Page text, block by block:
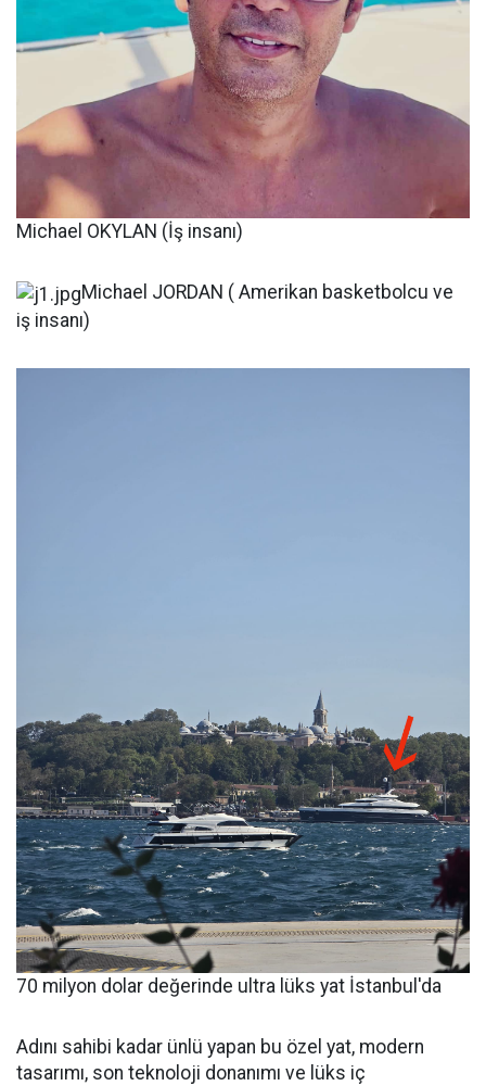
Michael OKYLAN (İş insanı)
Michael JORDAN ( Amerikan basketbolcu ve
iş insanı)
70 milyon dolar değerinde ultra lüks yat İstanbul'da
Adını sahibi kadar ünlü yapan bu özel yat, modern
tasarımı, son teknoloji donanımı ve lüks iç